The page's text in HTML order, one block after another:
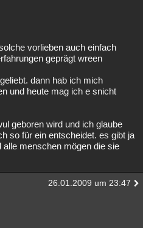
vorlieben auch einfach
geprägt wreen
dann hab ich mich
und heute mag ich e snicht
geboren wird und ich glaube
so für ein entscheidet. es gibt ja
alle menschen mögen die sie
26.01.2009 um 23:47